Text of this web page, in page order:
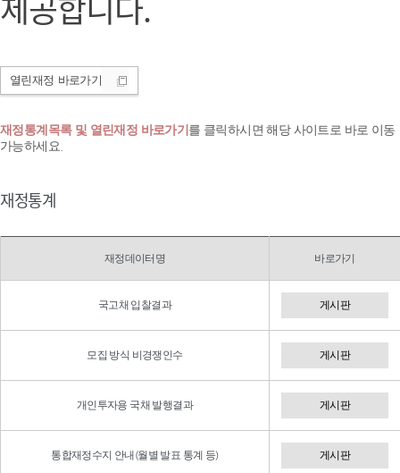
열린재정 바로가기
재정통계목록 및 열린재정 바로가기 를 클릭하시면 해당 사이트로 바로 이동
가능하세요.
재정통계
재정데이터명 바로가기
국고채 입찰결과 게시판
모집 방식 비경쟁인수 게시판
개인투자용 국채 발행결과 게시판
통합재정수지 안내(월별 발표 통계 등) 게시판